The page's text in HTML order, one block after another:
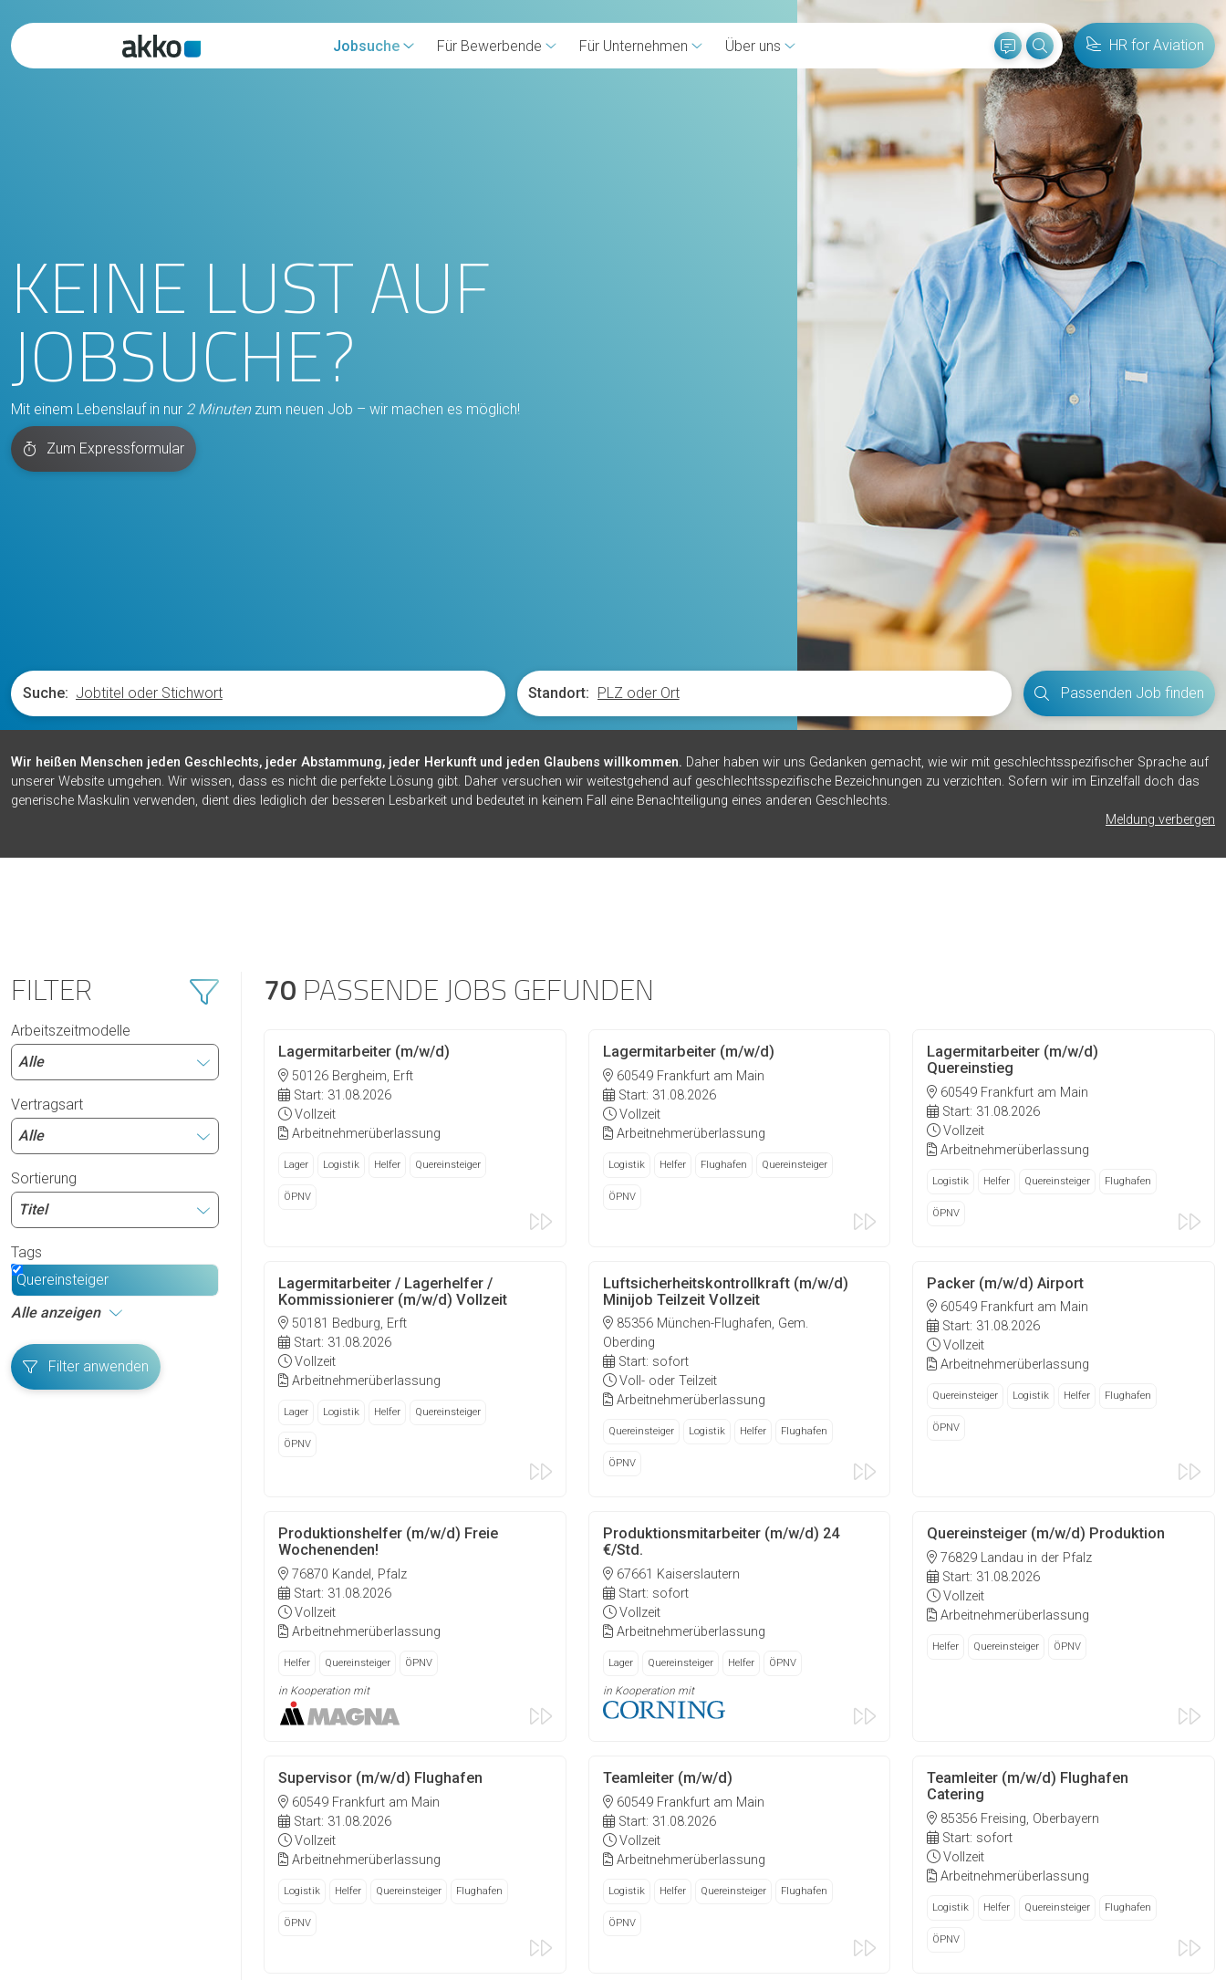
Jobsuche Für Bewerbende Für Unternehmen Über uns HR for Aviation
KEINE LUST AUF
JOBSUCHE?
Mit einem Lebenslauf in nur 2 Minutenzum neuen Job – wir machen es möglich!
Zum Expressformular
Suche: Standort: Passenden Job finden
Wir heißen Menschen jeden Geschlechts, jeder Abstammung, jeder Herkunft und jeden Glaubens willkommen. Daher haben wir uns Gedanken gemacht, wie wir mit geschlechtsspezifischer Sprache auf
unserer Website umgehen. Wir wissen, dass es nicht die perfekte Lösung gibt. Daher versuchen wir weitestgehend auf geschlechtsspezifische Bezeichnungen zu verzichten. Sofern wir im Einzelfall doch das
generische Maskulin verwenden, dient dies lediglich der besseren Lesbarkeit und bedeutet in keinem Fall eine Benachteiligung eines anderen Geschlechts.
Meldung verbergen
FILTER
Arbeitszeitmodelle
Vertragsart
Sortierung
Tags
Quereinsteiger
Alle anzeigen
Filter anwenden
70 PASSENDE JOBS GEFUNDEN
Lagermitarbeiter (m/w/d)
50126 Bergheim, Erft
Start: 31.08.2026
Vollzeit
Arbeitnehmerüberlassung
Lager Logistik Helfer Quereinsteiger
ÖPNV
Lagermitarbeiter (m/w/d)
60549 Frankfurt am Main
Start: 31.08.2026
Vollzeit
Arbeitnehmerüberlassung
Logistik Helfer Flughafen Quereinsteiger
ÖPNV
Lagermitarbeiter (m/w/d)
Quereinstieg
60549 Frankfurt am Main
Start: 31.08.2026
Vollzeit
Arbeitnehmerüberlassung
Logistik Helfer Quereinsteiger Flughafen
ÖPNV
Lagermitarbeiter / Lagerhelfer /
Kommissionierer (m/w/d) Vollzeit
50181 Bedburg, Erft
Start: 31.08.2026
Vollzeit
Arbeitnehmerüberlassung
Lager Logistik Helfer Quereinsteiger
ÖPNV
Luftsicherheitskontrollkraft (m/w/d)
Minijob Teilzeit Vollzeit
85356 München-Flughafen, Gem.
Oberding
Start: sofort
Voll- oder Teilzeit
Arbeitnehmerüberlassung
Quereinsteiger Logistik Helfer Flughafen
ÖPNV
Packer (m/w/d) Airport
60549 Frankfurt am Main
Start: 31.08.2026
Vollzeit
Arbeitnehmerüberlassung
Quereinsteiger Logistik Helfer Flughafen
ÖPNV
Produktionshelfer (m/w/d) Freie
Wochenenden!
76870 Kandel, Pfalz
Start: 31.08.2026
Vollzeit
Arbeitnehmerüberlassung
Helfer Quereinsteiger ÖPNV
in Kooperation mit
Produktionsmitarbeiter (m/w/d) 24
€/Std.
67661 Kaiserslautern
Start: sofort
Vollzeit
Arbeitnehmerüberlassung
Lager Quereinsteiger Helfer ÖPNV
in Kooperation mit
Quereinsteiger (m/w/d) Produktion
76829 Landau in der Pfalz
Start: 31.08.2026
Vollzeit
Arbeitnehmerüberlassung
Helfer Quereinsteiger ÖPNV
Supervisor (m/w/d) Flughafen
60549 Frankfurt am Main
Start: 31.08.2026
Vollzeit
Arbeitnehmerüberlassung
Logistik Helfer Quereinsteiger Flughafen
ÖPNV
Teamleiter (m/w/d)
60549 Frankfurt am Main
Start: 31.08.2026
Vollzeit
Arbeitnehmerüberlassung
Logistik Helfer Quereinsteiger Flughafen
ÖPNV
Teamleiter (m/w/d) Flughafen
Catering
85356 Freising, Oberbayern
Start: sofort
Vollzeit
Arbeitnehmerüberlassung
Logistik Helfer Quereinsteiger Flughafen
ÖPNV